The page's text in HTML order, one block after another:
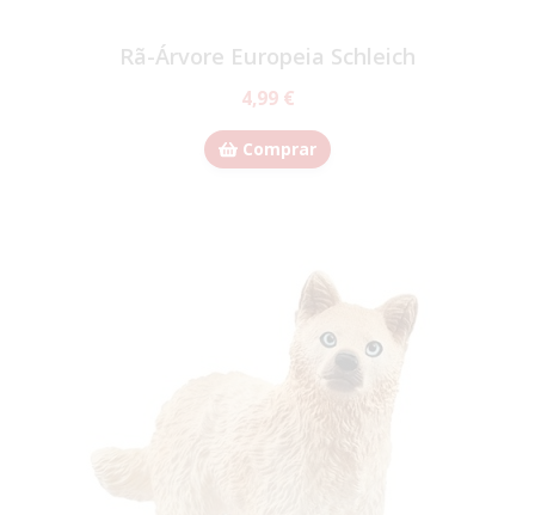
Rã-Árvore Europeia Schleich
4,99 €
Comprar